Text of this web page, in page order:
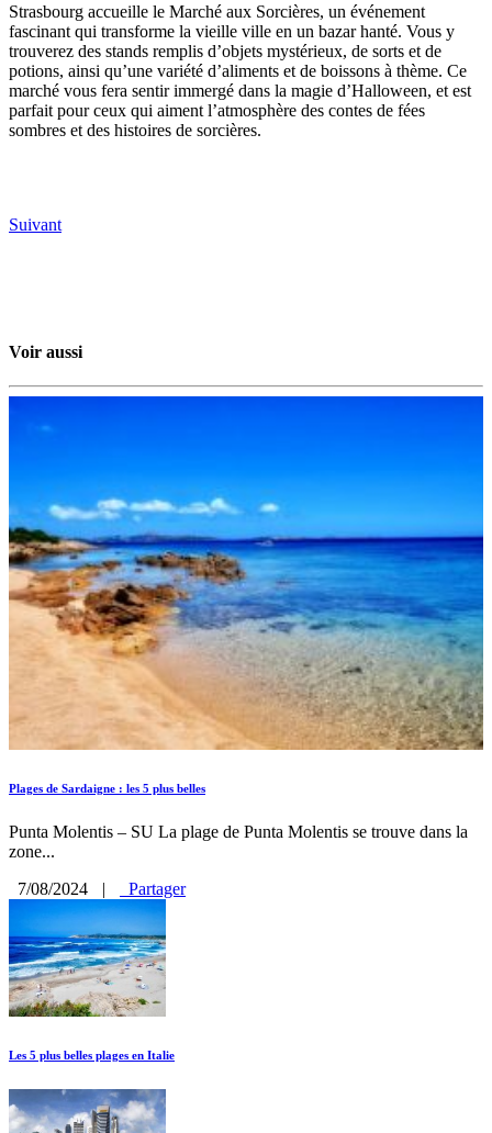
Strasbourg accueille le Marché aux Sorcières, un événement
fascinant qui transforme la vieille ville en un bazar hanté. Vous y
trouverez des stands remplis d’objets mystérieux, de sorts et de
potions, ainsi qu’une variété d’aliments et de boissons à thème. Ce
marché vous fera sentir immergé dans la magie d’Halloween, et est
parfait pour ceux qui aiment l’atmosphère des contes de fées
sombres et des histoires de sorcières.
Suivant
Voir aussi
Plages de Sardaigne : les 5 plus belles
Punta Molentis – SU La plage de Punta Molentis se trouve dans la
zone...
7/08/2024
| Partager
Les 5 plus belles plages en Italie